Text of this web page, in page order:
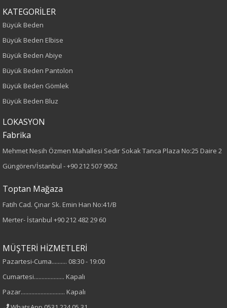
Boy
Kumaş Tipi
Dokuma
Desen
Kumaş
%100 Polyester
Kol Tipi
KATEGORİLER
Büyük Beden
Büyük Beden Elbise
Büyük Beden Abiye
Büyük Beden Pantolon
Büyük Beden Gömlek
Büyük Beden Bluz
LOKASYON
Fabrika
Mehmet Nesih Özmen Mahallesi Sedir Sokak Tanca Plaza No:25 Daire 2
Güngören/İstanbul -+90 212 507 9052
Toptan Mağaza
Fatih Cad. Çınar Sk. Emin Han No:41/B
Merter- İstanbul +90 212 482 29 60
MÜŞTERİ HİZMETLERİ
Pazartesi-Cuma.......... 08:30 - 19:00
Cumartesi.................... Kapalı
Pazar............................. Kapalı